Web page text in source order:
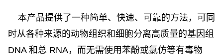
本产品提供了一种简单、快速、可靠的方法，可同
时从各种来源的动物组织和细胞分离高质量的基因组
DNA 和总 RNA，而无需使用苯酚或氯仿等有毒物